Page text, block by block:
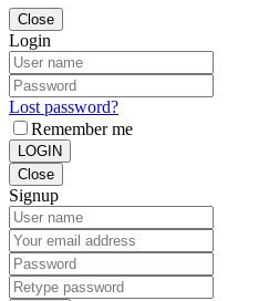
Close
Login
Lost password?
Remember me
LOGIN
Close
Signup